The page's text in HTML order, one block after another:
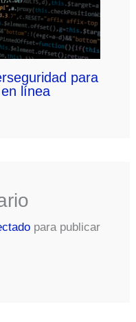
para
línea
para publicar